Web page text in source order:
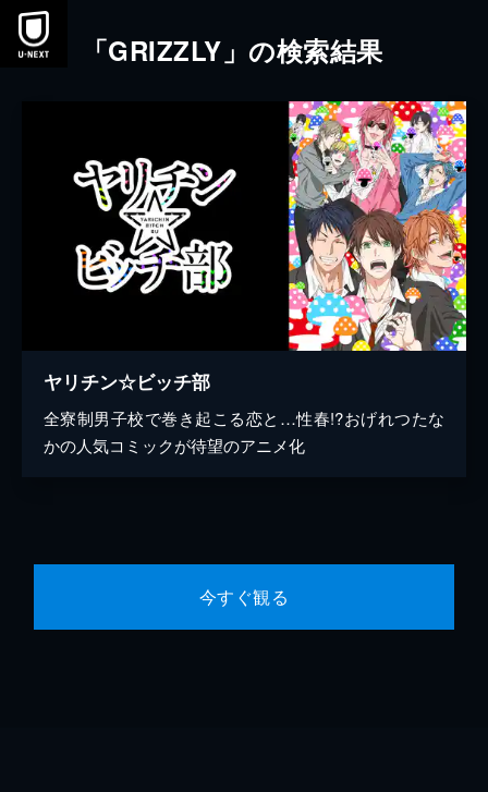
本文へスキップ
「GRIZZLY」の検索結果
ヤリチン☆ビッチ部
全寮制男子校で巻き起こる恋と…性春!?おげれつたな
かの人気コミックが待望のアニメ化
今すぐ観る